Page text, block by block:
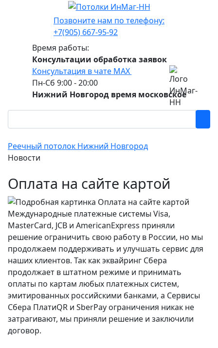
Позвоните нам по телефону:
+7(905) 667-95-92
Время работы:
Консультации обработка заявок
Консультация в чате МАХ
Пн-Сб 9:00 - 20:00
Нижний Новгород время московское
Реечный потолок Нижний Новгород
Новости
Оплата на сайте картой
Международные платежные системы Visa,
MasterCard, JCB и AmericanExpress приняли
решение ограничить свою работу в России, но мы
продолжаем поддерживать и улучшать сервис для
наших клиентов. Так как эквайринг Сбера
продолжает в штатном режиме и принимать
оплаты по картам любых платежных систем,
эмитированных российскими банками, а Cервисы
Сбера ПлатиQR и SberPay ограничения никак не
затрагивают, мы приняли решение и заключили
договор.